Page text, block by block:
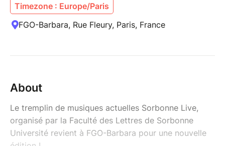
Timezone : Europe/Paris
FGO-Barbara, Rue Fleury, Paris, France
About
Le tremplin de musiques actuelles Sorbonne Live,
organisé par la Faculté des Lettres de Sorbonne
Université revient à FGO-Barbara pour une nouvelle